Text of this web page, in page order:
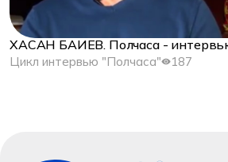
ХАСАН БАИЕВ. Полчаса -
Цикл интервью "Полчаса" 187